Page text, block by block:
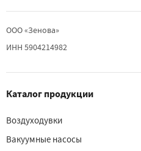
ООО «Зенова»
ИНН 5904214982
Каталог продукции
Воздуходувки
Вакуумные насосы